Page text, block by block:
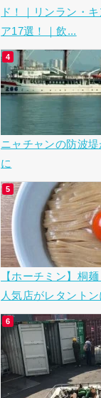
ド！｜リンラン・
ア17選！｜飲...
ニャチャンの防波
に
【ホーチミン】桐
人気店がレタント